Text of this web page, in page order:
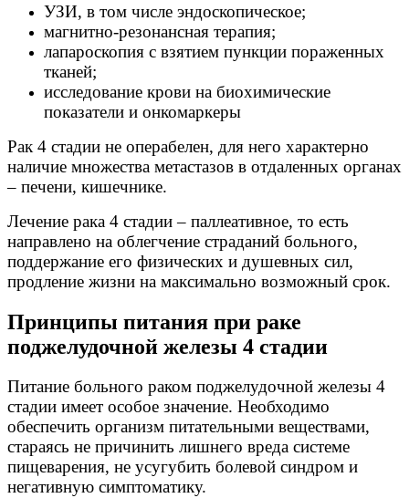
УЗИ, в том числе эндоскопическое;
магнитно-резонансная терапия;
лапароскопия с взятием пункции пораженных
тканей;
исследование крови на биохимические
показатели и онкомаркеры
Рак 4 стадии не операбелен, для него характерно
наличие множества метастазов в отдаленных органах
– печени, кишечнике.
Лечение рака 4 стадии – паллеативное, то есть
направлено на облегчение страданий больного,
поддержание его физических и душевных сил,
продление жизни на максимально возможный срок.
Принципы питания при раке
поджелудочной железы 4 стадии
Питание больного раком поджелудочной железы 4
стадии имеет особое значение. Необходимо
обеспечить организм питательными веществами,
стараясь не причинить лишнего вреда системе
пищеварения, не усугубить болевой синдром и
негативную симптоматику.